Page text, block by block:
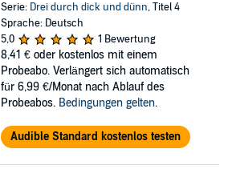
Serie: Drei durch dick und dünn, Titel 4
Sprache: Deutsch
5,0
1 Bewertung
8,41 € oder kostenlos mit einem
Probeabo. Verlängert sich automatisch
für 6,99 €/Monat nach Ablauf des
Probeabos. Bedingungen gelten.
Audible Standard kostenlos testen